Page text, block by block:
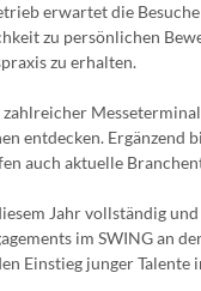
erwartet die
zu persönlichen
zu erhalten.
entdecken.
auch aktuelle
Jahr vollständig
im SWING an
Einstieg junger Talente